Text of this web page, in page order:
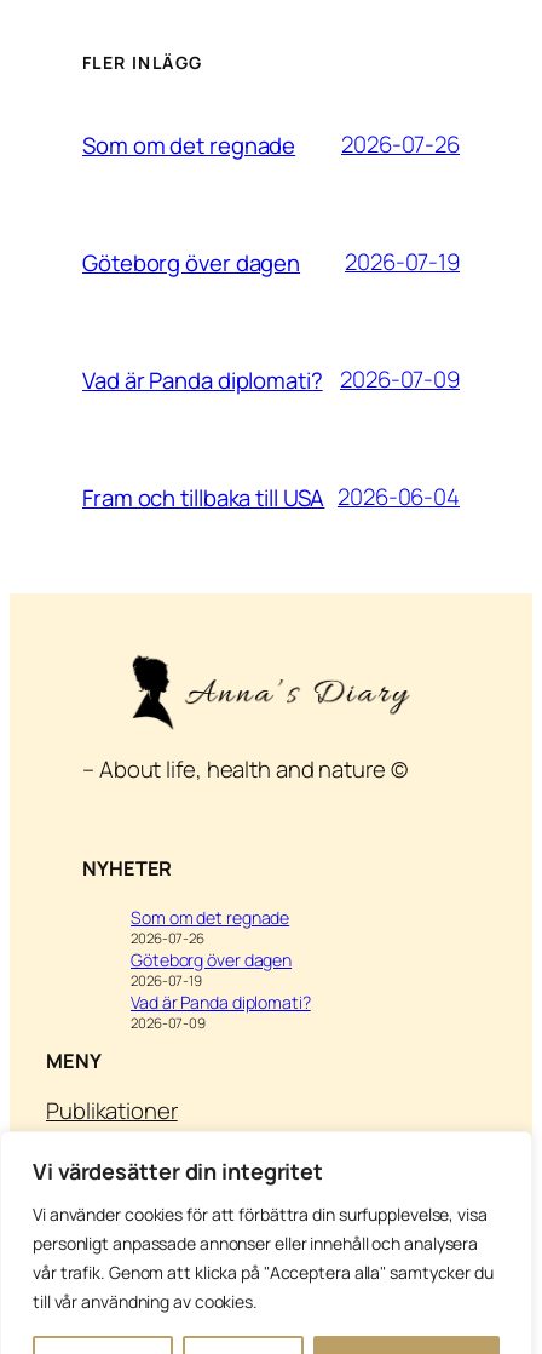
Vi värdesätter din integritet
Vi använder cookies för att förbättra din surfupplevelse, visa
personligt anpassade annonser eller innehåll och analysera
vår trafik. Genom att klicka på "Acceptera alla" samtycker du
till vår användning av cookies.
FLER INLÄGG
Som om det regnade 2026-07-26
Göteborg över dagen 2026-07-19
Vad är Panda diplomati? 2026-07-09
Fram och tillbaka till USA 2026-06-04
– About life, health and nature ©
NYHETER
Som om det regnade
2026-07-26
Göteborg över dagen
2026-07-19
Vad är Panda diplomati?
2026-07-09
MENY
Publikationer
Om Anna
Kontakt
BesökWriting & Leisure –För
inspiration till utbildning
Copyright Anna’s Diary 2026